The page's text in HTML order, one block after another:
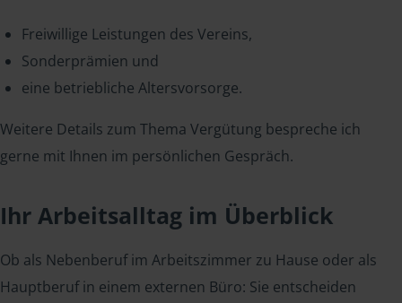
Freiwillige Leistungen des Vereins,
Sonderprämien und
eine betriebliche Altersvorsorge.
Weitere Details zum Thema Vergütung bespreche ich
gerne mit Ihnen im persönlichen Gespräch.
Ihr Arbeitsalltag im Überblick
Ob als Nebenberuf im Arbeitszimmer zu Hause oder als
Hauptberuf in einem externen Büro: Sie entscheiden